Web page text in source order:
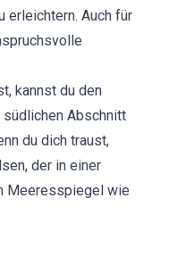
erleichtern. Auch für
kannst du den
Abschnitt
du dich traust,
der in einer
Meeresspiegel wie